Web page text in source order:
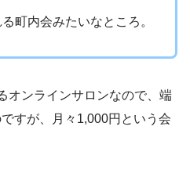
町内会みたいなところ。
オンラインサロンなので、端
すが、月々1,000円という会